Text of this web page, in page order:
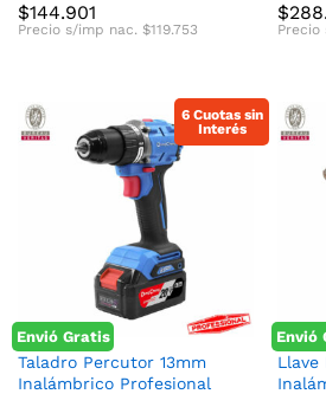
$144.901
Precio s/imp nac. $119.753
$
Precio
6 Cuotas sin
Interés
Envió Gratis
Taladro Percutor 13mm
Inalámbrico Profesional
Envió
Llave